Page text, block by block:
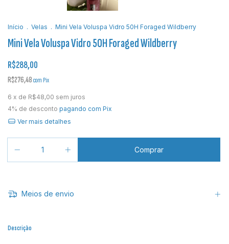
Início . Velas . Mini Vela Voluspa Vidro 50H Foraged Wildberry
Mini Vela Voluspa Vidro 50H Foraged Wildberry
R$288,00
R$276,48com Pix
6 x de R$48,00 sem juros
4% de desconto pagando com Pix
Ver mais detalhes
Meios de envio
Descrição